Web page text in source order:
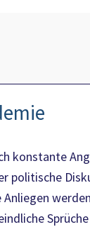
konstante